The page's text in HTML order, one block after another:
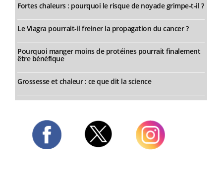
Fortes chaleurs : pourquoi le risque de noyade grimpe-t-il ?
Le Viagra pourrait-il freiner la propagation du cancer ?
Pourquoi manger moins de protéines pourrait finalement
être bénéfique
Grossesse et chaleur : ce que dit la science